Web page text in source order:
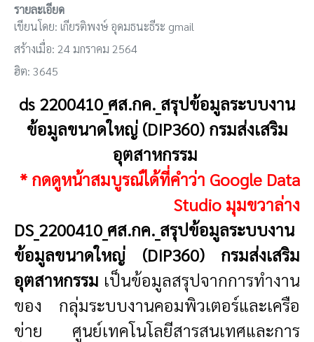
รายละเอียด
เขียนโดย: เกียรติพงษ์ อุดมธนะธีระ gmail
สร้างเมื่อ: 24 มกราคม 2564
ฮิต: 3645
ds 2200410_ศส.กค._สรุปข้อมูลระบบงาน
ข้อมูลขนาดใหญ่ (DIP360) กรมส่งเสริม
อุตสาหกรรม
* กดดูหน้าสมบูรณ์ได้ที่คำว่า Google Data
Studio มุมขวาล่าง
DS_2200410_ศส.กค._สรุปข้อมูลระบบงาน
ข้อมูลขนาดใหญ่ (DIP360) กรมส่งเสริม
อุตสาหกรรม เป็นข้อมูลสรุปจากการทำงาน
ของ กลุ่มระบบงานคอมพิวเตอร์และเครือ
ข่าย ศูนย์เทคโนโลยีสารสนเทศและการ